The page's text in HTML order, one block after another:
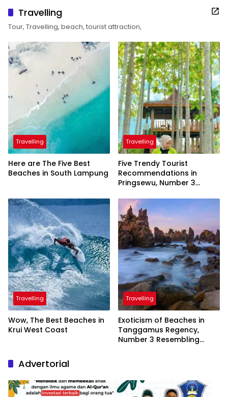
Travelling
Tour, Travelling, beach, tourist attraction,
Travelling
Here are The Five Best
Beaches in South Lampung
Travelling
Five Trendy Tourist
Recommendations in
Pringsewu, Number 3
President
Travelling
Wow, The Best Beaches in
Krui West Coast
Travelling
Exoticism of Beaches in
Tanggamus Regency,
Number 3 Resembling
Advertorial